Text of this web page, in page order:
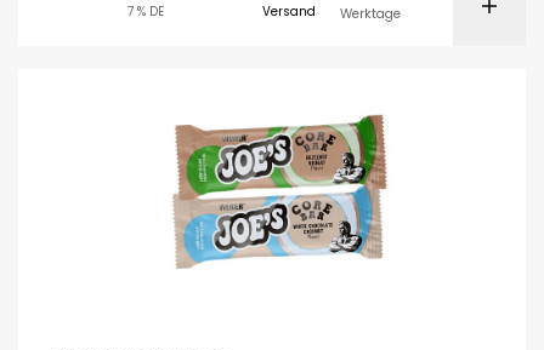
7 % DE
Versand
Werktage